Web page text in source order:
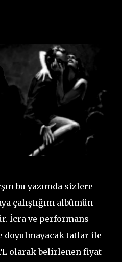
bu yazımda sizlere
çalıştığım albümün
İcra ve performans
doyulmayacak tatlar ile
olarak belirlenen fiyat